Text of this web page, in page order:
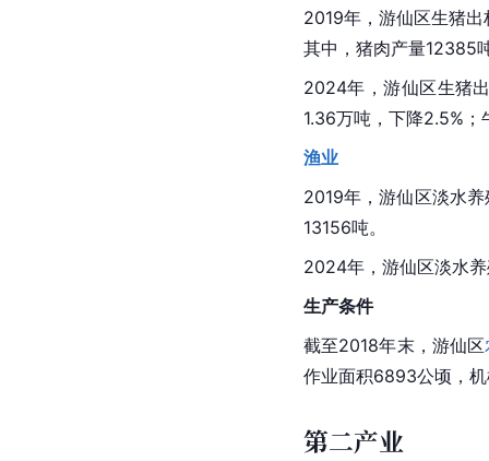
2019年，游仙区生猪
其中，猪肉产量12385
2024年，游仙区生猪
1.36万吨，下降2.5%
渔业
2019年，游仙区淡水
13156吨。
2024年，游仙区淡水
生产条件
截至2018年末，游仙区
作业面积6893公顷，
第二产业